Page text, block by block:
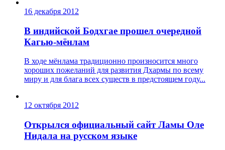
16 декабря 2012
В индийской Бодхгае прошел очередной
Кагью-мёнлам
В ходе мёнлама традиционно произносится много
хороших пожеланий для развития Дхармы по всему
миру и для блага всех существ в предстоящем году...
12 октября 2012
Открылся официальный сайт Ламы Оле
Нидала на русском языке